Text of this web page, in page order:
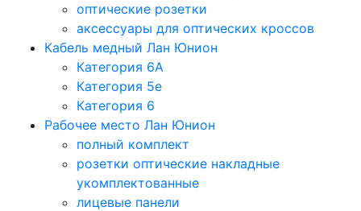
оптические розетки
аксессуары для оптических кроссов
Кабель медный Лан Юнион
Категория 6A
Категория 5e
Категория 6
Рабочее место Лан Юнион
полный комплект
розетки оптические накладные
укомплектованные
лицевые панели